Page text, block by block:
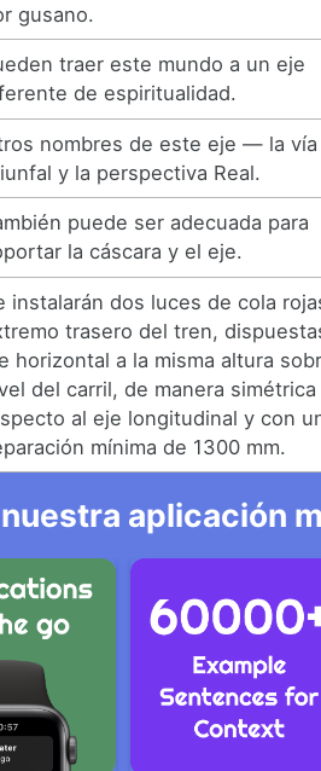
gusano.
traer este mundo a un eje
de espiritualidad.
nombres de este eje — la vía
y la perspectiva Real.
puede ser adecuada para
la cáscara y el eje.
instalarán dos luces de cola
trasero del tren,
horizontal a la misma altura
del carril, de manera simétrica
al eje longitudinal y con
mínima de 1300 mm.
aplicación